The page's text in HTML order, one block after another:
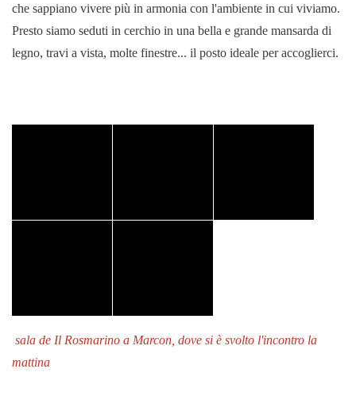
che sappiano vivere più in armonia con l'ambiente in cui viviamo.
Presto siamo seduti in cerchio in una bella e grande mansarda di
legno, travi a vista, molte finestre... il posto ideale per accoglierci.
sala de Il Rosmarino a Marcon, dove si è svolto l'incontro la
mattina